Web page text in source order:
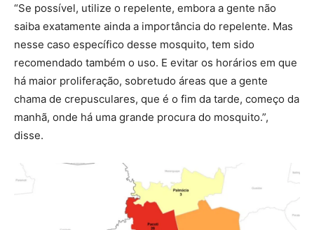
“Se possível, utilize o repelente, embora a gente não
saiba exatamente ainda a importância do repelente. Mas
nesse caso específico desse mosquito, tem sido
recomendado também o uso. E evitar os horários em que
há maior proliferação, sobretudo áreas que a gente
chama de crepusculares, que é o fim da tarde, começo da
manhã, onde há uma grande procura do mosquito.”,
disse.